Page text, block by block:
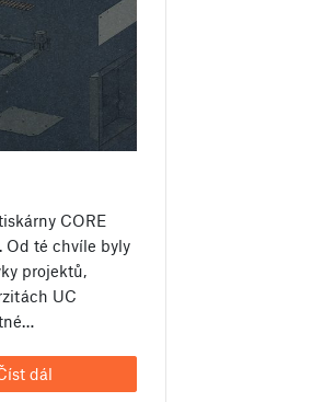
CORE
Od té chvíle byly
projektů,
UC
dál